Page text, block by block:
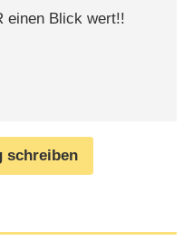
einen Blick wert!!
schreiben